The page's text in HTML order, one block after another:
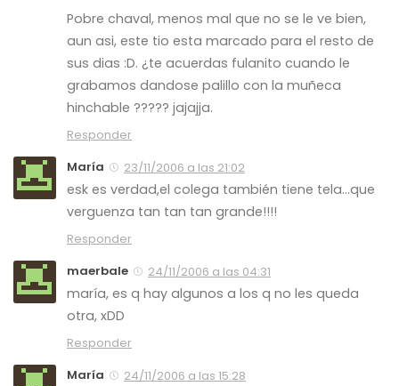
Pobre chaval, menos mal que no se le ve bien,
aun asi, este tio esta marcado para el resto de
sus dias :D. ¿te acuerdas fulanito cuando le
grabamos dandose palillo con la muñeca
hinchable ????? jajajja.
Responder
María
23/11/2006 a las 21:02
esk es verdad,el colega también tiene tela…que
verguenza tan tan tan grande!!!!
Responder
maerbale
24/11/2006 a las 04:31
maría, es q hay algunos a los q no les queda
otra, xDD
Responder
María
24/11/2006 a las 15:28